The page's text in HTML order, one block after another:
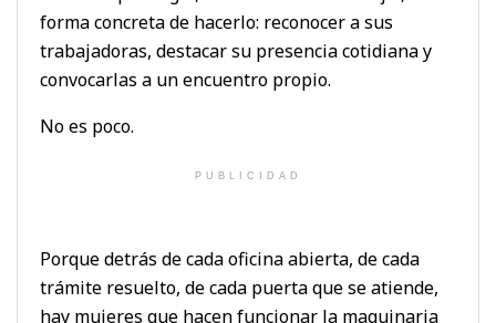
forma concreta de hacerlo: reconocer a sus
trabajadoras, destacar su presencia cotidiana y
convocarlas a un encuentro propio.
No es poco.
PUBLICIDAD
Porque detrás de cada oficina abierta, de cada
trámite resuelto, de cada puerta que se atiende,
hay mujeres que hacen funcionar la maquinaria